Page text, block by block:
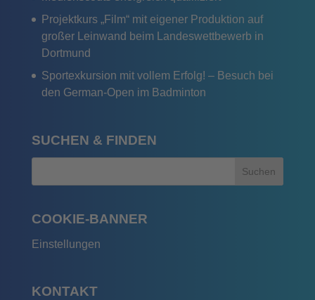
Projektkurs „Film“ mit eigener Produktion auf
großer Leinwand beim Landeswettbewerb in
Dortmund
Sportexkursion mit vollem Erfolg! – Besuch bei
den German-Open im Badminton
SUCHEN & FINDEN
COOKIE-BANNER
Einstellungen
KONTAKT